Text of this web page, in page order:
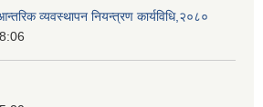
व्यवस्थापन नियन्त्रण कार्यविधि,२०८०